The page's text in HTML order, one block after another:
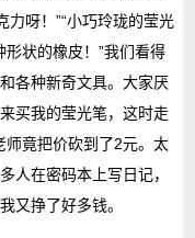
力呀！”“小巧玲珑的莹光
形状的橡皮！”我们看得
各种新奇文具。大家厌
买我的莹光笔，这时走
竟把价砍到了2元。太
人在密码本上写日记，
又挣了好多钱。